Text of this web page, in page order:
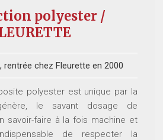
polyester /
rentrée chez Fleurette en 2000
polyester est unique par la
le savant dosage de
savoir-faire à la fois machine et
de respecter la